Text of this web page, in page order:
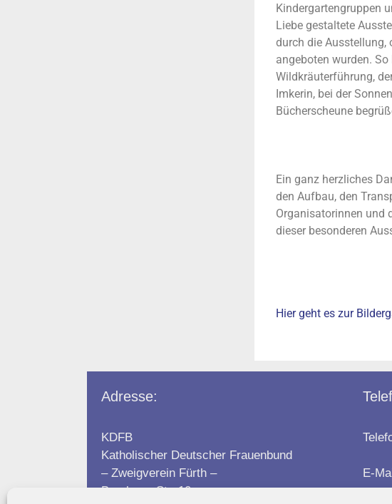
Kindergartengruppen
Liebe gestaltete
durch die Ausstellung,
angeboten wurden.
Wildkräuterführung,
Imkerin, bei der
Bücherscheune
Ein ganz herzliches
den Aufbau, den
Organisatorinnen und
dieser besonderen
Hier geht es zur
Adresse:
KDFB
Katholischer Deutscher Frauenbund
– Zweigverein Fürth –
Breslauer Str. 10
E-